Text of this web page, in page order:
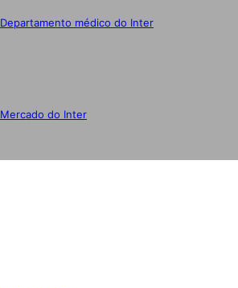
Departamento médico do Inter
Mercado do Inter